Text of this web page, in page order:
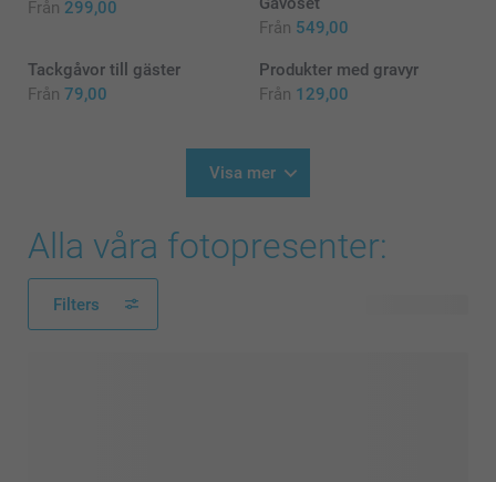
Från 299,00
Från 549,00
Tackgåvor till gäster
Från 79,00
Produkter med gravyr
Från 129,00
Visa mer
Alla våra fotopresenter:
Filters